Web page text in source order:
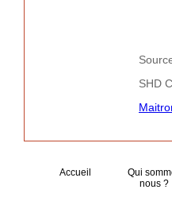
SHD
Accueil
Qui
nous ?